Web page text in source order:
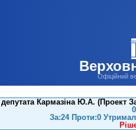
Офіційний
Кармазіна Ю.А. (Проект
За:24 Проти:0